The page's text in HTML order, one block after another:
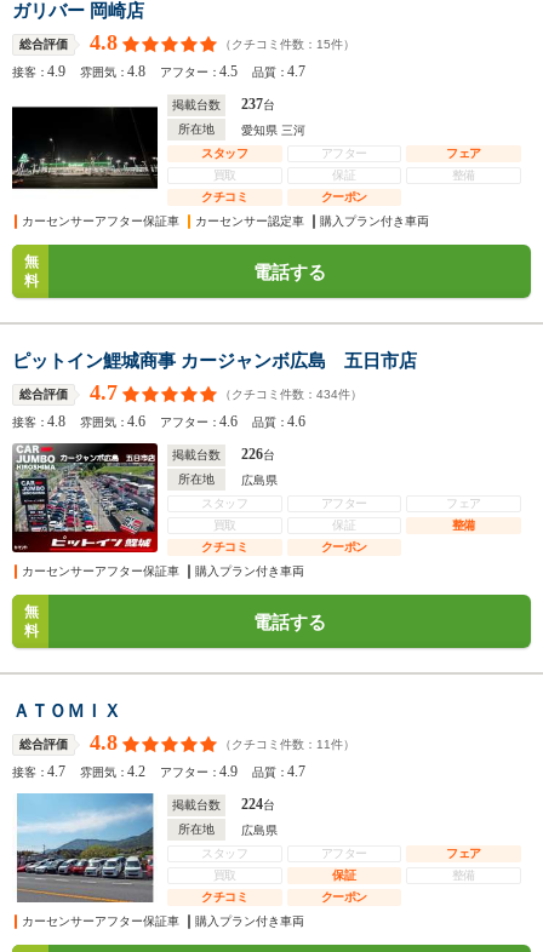
ガリバー 岡崎店
総合評価 4.8 （クチコミ件数： 15件）
接客：4.9 雰囲気：4.8 アフター：4.5 品質：4.7
掲載台数 237台
所在地
愛知県 三河
スタッフ
アフター
フェア
買取
保証
整備
クチコミ
クーポン
カーセンサーアフター保証車
カーセンサー認定車 購入プラン付き車両
無
料
電話する
ピットイン鯉城商事 カージャンボ広島 五日市店
総合評価 4.7 （クチコミ件数： 434件）
接客：4.8 雰囲気：4.6 アフター：4.6 品質：4.6
掲載台数 226台
所在地
広島県
スタッフ
アフター
フェア
買取
保証
整備
クチコミ
クーポン
カーセンサーアフター保証車
購入プラン付き車両
無
料
電話する
ＡＴＯＭＩＸ
総合評価 4.8 （クチコミ件数： 11件）
接客：4.7 雰囲気：4.2 アフター：4.9 品質：4.7
掲載台数 224台
所在地
広島県
スタッフ
アフター
フェア
買取
保証
整備
クチコミ
クーポン
カーセンサーアフター保証車
購入プラン付き車両